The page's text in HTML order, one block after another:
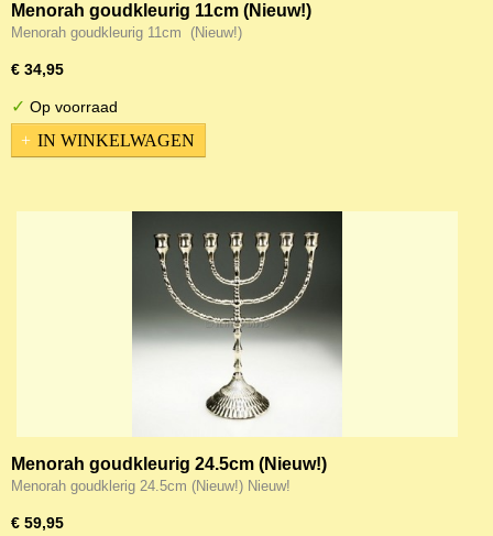
Menorah goudkleurig 11cm (Nieuw!)
Menorah goudkleurig 11cm (Nieuw!)
€ 34,95
✓ Op voorraad
IN WINKELWAGEN
Menorah goudkleurig 24.5cm (Nieuw!)
Menorah goudklerig 24.5cm (Nieuw!) Nieuw!
€ 59,95